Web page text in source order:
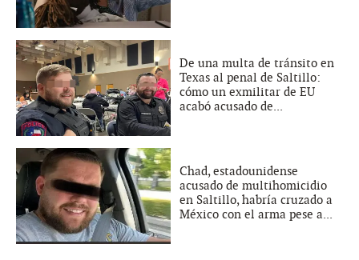
De una multa de tránsito en
Texas al penal de Saltillo:
cómo un exmilitar de EU
acabó acusado de...
Chad, estadounidense
acusado de multihomicidio
en Saltillo, habría cruzado a
México con el arma pese a...